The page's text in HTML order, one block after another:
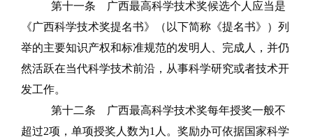
第十一条
广西最高科学技术奖候选个人应当是
《广西科学技术奖提名书》（以下简称《提名书》）列
举的主要知识产权和标准规范的发明人、完成人，并仍
然活跃在当代科学技术前沿，从事科学研究或者技术开
发工作。
第十二条
广西最高科学技术奖每年授奖一般不
超过2项，单项授奖人数为1 人。奖励办可依据国家科学